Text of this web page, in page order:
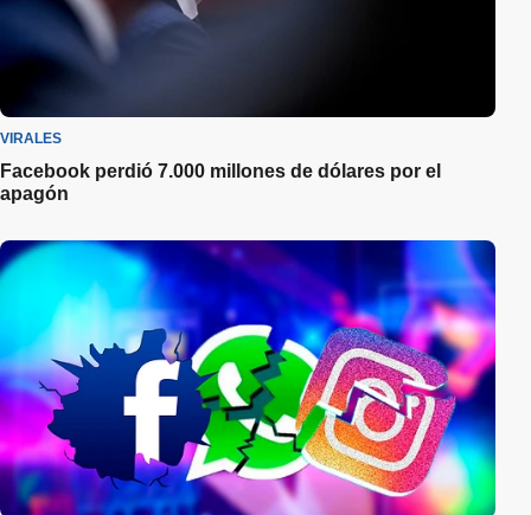
VIRALES
Facebook perdió 7.000 millones de dólares por el
apagón